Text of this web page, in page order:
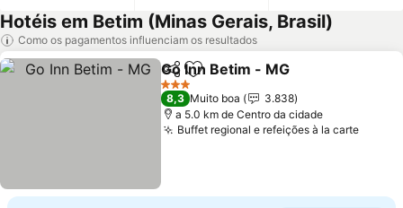
Hotéis em Betim (Minas Gerais, Brasil)
Como os pagamentos influenciam os resultados
PartilharAdicionar aos favoritos
Go Inn Betim - MG
3 Estrelas
8,3 Muito boa
3.838
a 5.0 km de Centro da cidade
Buffet regional e refeições à la carte